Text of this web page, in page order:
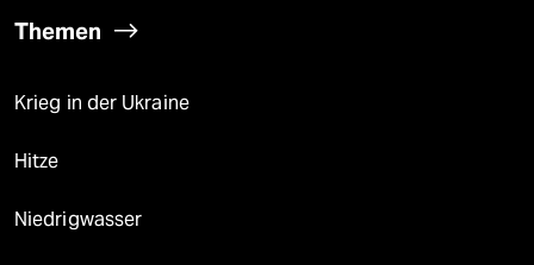
Themen
Krieg in der Ukraine
Hitze
Niedrigwasser